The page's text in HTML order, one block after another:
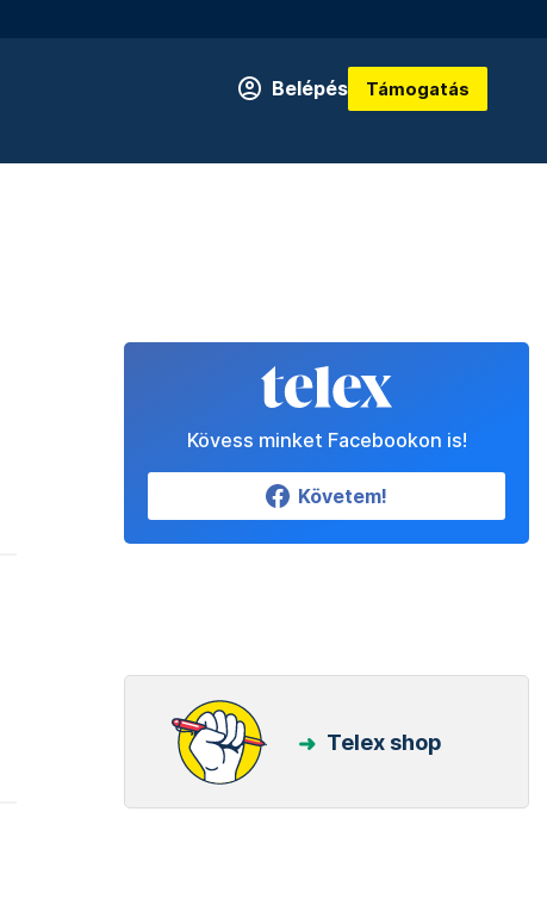
Belépés Támogatás
Kövess minket Facebookon is!
Követem!
Telex shop